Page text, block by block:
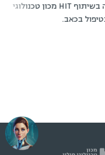
שבע, הוצגה טכנולוגיה שפותחה בשיתוף HIT מכון טכנולוגי
בכאב.